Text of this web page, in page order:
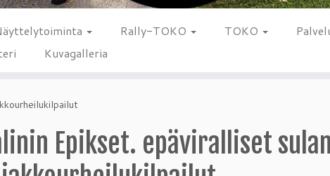
Rally-TOKO TOKO
Kuvagalleria
Epikset. epäviralliset